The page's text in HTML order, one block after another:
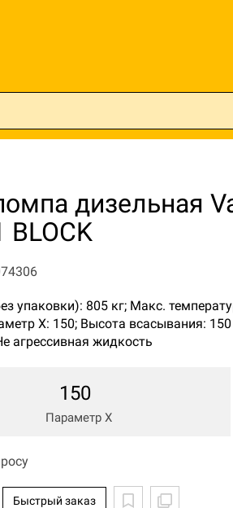
дизельная
BLOCK
упаковки): 805 кг; Макс.
Х: 150; Высота всасывания:
агрессивная жидкость
150
Параметр Х
Быстрый заказ